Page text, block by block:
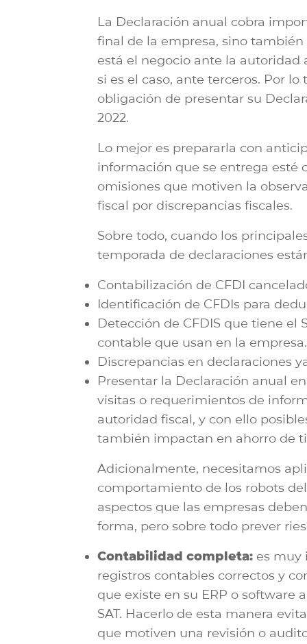
La Declaración anual cobra
final de la empresa, sino
está el negocio ante la autoridad
si es el caso, ante terceros. Por
obligación de presentar su
2022.
Lo mejor es prepararla con
información que se entrega esté
omisiones que motiven la
fiscal por discrepancias fiscales.
Sobre todo, cuando los
temporada de declaraciones
Contabilización de CFDI
Identificación de CFDIs para
Detección de CFDIS que tiene el
contable que usan en la empresa.
Discrepancias en declaraciones
Presentar la Declaración anual
visitas o requerimientos de
autoridad fiscal, y con ello
también impactan en ahorro de
Adicionalmente, necesitamos
comportamiento de los robots
aspectos que las empresas
forma, pero sobre todo prever
Contabilidad completa: es muy
registros contables correctos y
que existe en su ERP o software
SAT. Hacerlo de esta manera
que motiven una revisión o